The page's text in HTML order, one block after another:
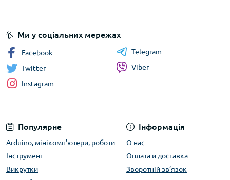
Популярне
Arduino, мінікомп'ютери, роботи
Інструмент
Викрутки
Інформація
О нас
Оплата и доставка
Зворотній зв’язок
Ми у соціальних мережах
Facebook
Twitter
Instagram
Telegram
Viber